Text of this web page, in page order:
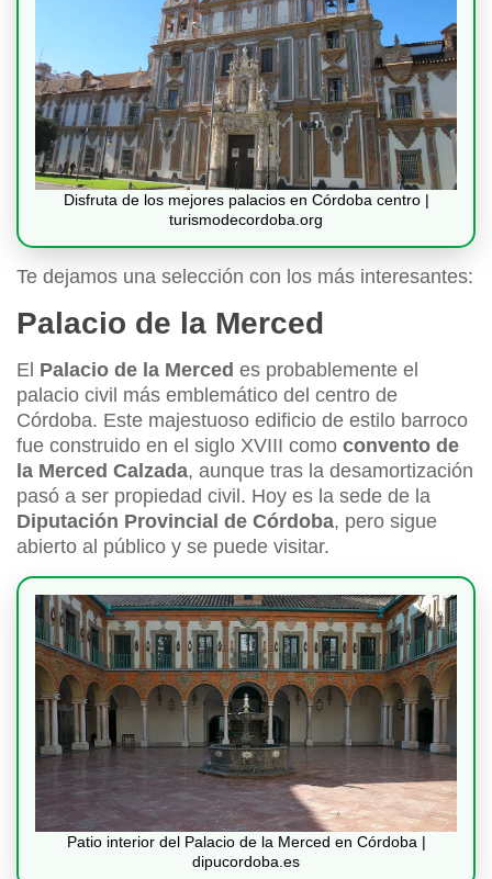
Disfruta de los mejores palacios en Córdoba centro |
turismodecordoba.org
Te dejamos una selección con los más interesantes:
Palacio de la Merced
El Palacio de la Merced es probablemente el
palacio civil más emblemático del centro de
Córdoba. Este majestuoso edificio de estilo barroco
fue construido en el siglo XVIII como convento de
la Merced Calzada, aunque tras la desamortización
pasó a ser propiedad civil. Hoy es la sede de la
Diputación Provincial de Córdoba, pero sigue
abierto al público y se puede visitar.
Patio interior del Palacio de la Merced en Córdoba |
dipucordoba.es